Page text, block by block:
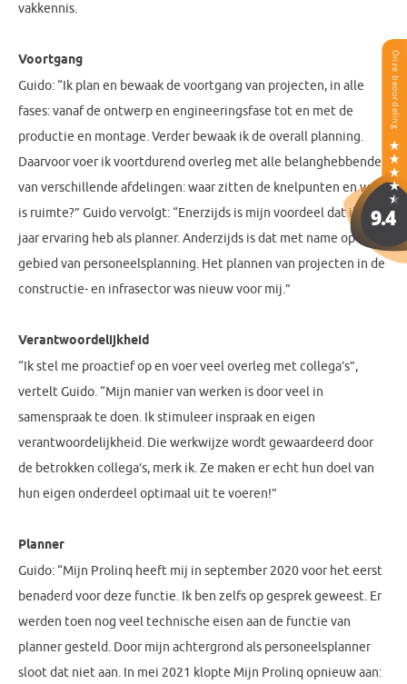
vakkennis.
Voortgang
Guido: “Ik plan en bewaak de voortgang van projecten, in alle
fases: vanaf de ontwerp en engineeringsfase tot en met de
productie en montage. Verder bewaak ik de overall planning.
Daarvoor voer ik voortdurend overleg met alle belanghebbenden
van verschillende afdelingen: waar zitten de knelpunten en waar
is ruimte?” Guido vervolgt: “Enerzijds is mijn voordeel dat ik elf
jaar ervaring heb als planner. Anderzijds is dat met name op het
gebied van personeelsplanning. Het plannen van projecten in de
constructie- en infrasector was nieuw voor mij.”
Verantwoordelijkheid
“Ik stel me proactief op en voer veel overleg met collega’s”,
vertelt Guido. “Mijn manier van werken is door veel in
samenspraak te doen. Ik stimuleer inspraak en eigen
verantwoordelijkheid. Die werkwijze wordt gewaardeerd door
de betrokken collega’s, merk ik. Ze maken er echt hun doel van
hun eigen onderdeel optimaal uit te voeren!”
Planner
Guido: “Mijn Prolinq heeft mij in september 2020 voor het eerst
benaderd voor deze functie. Ik ben zelfs op gesprek geweest. Er
werden toen nog veel technische eisen aan de functie van
planner gesteld. Door mijn achtergrond als personeelsplanner
sloot dat niet aan. In mei 2021 klopte Mijn Prolinq opnieuw aan: